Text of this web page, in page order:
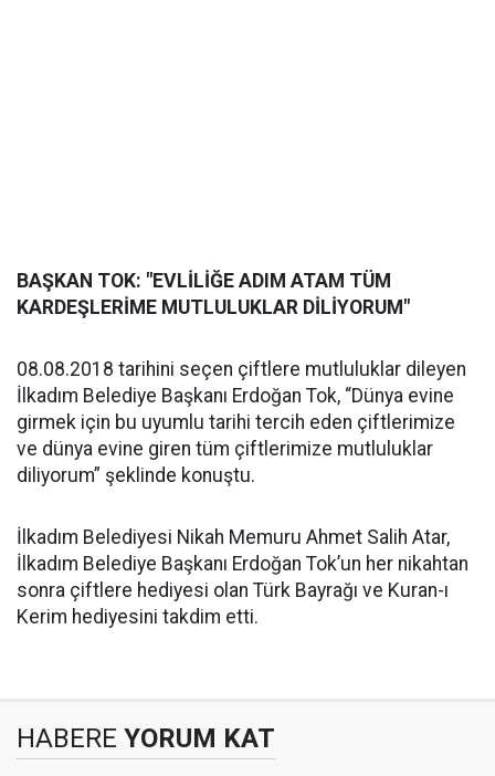
BAŞKAN TOK: "EVLİLİĞE ADIM ATAM TÜM
KARDEŞLERİME MUTLULUKLAR DİLİYORUM"
08.08.2018 tarihini seçen çiftlere mutluluklar dileyen
İlkadım Belediye Başkanı Erdoğan Tok, “Dünya evine
girmek için bu uyumlu tarihi tercih eden çiftlerimize
ve dünya evine giren tüm çiftlerimize mutluluklar
diliyorum” şeklinde konuştu.
İlkadım Belediyesi Nikah Memuru Ahmet Salih Atar,
İlkadım Belediye Başkanı Erdoğan Tok’un her nikahtan
sonra çiftlere hediyesi olan Türk Bayrağı ve Kuran-ı
Kerim hediyesini takdim etti.
HABERE YORUM KAT